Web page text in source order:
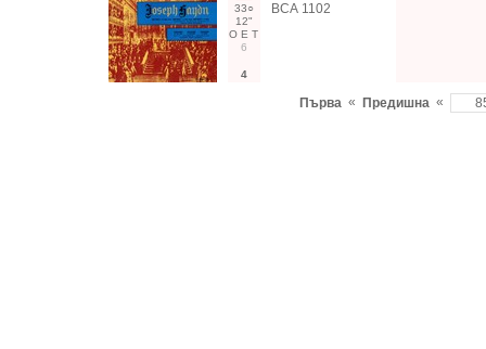
33○
12"
О Е Т
6
4
ВСА 1102
Първа « Предишна «